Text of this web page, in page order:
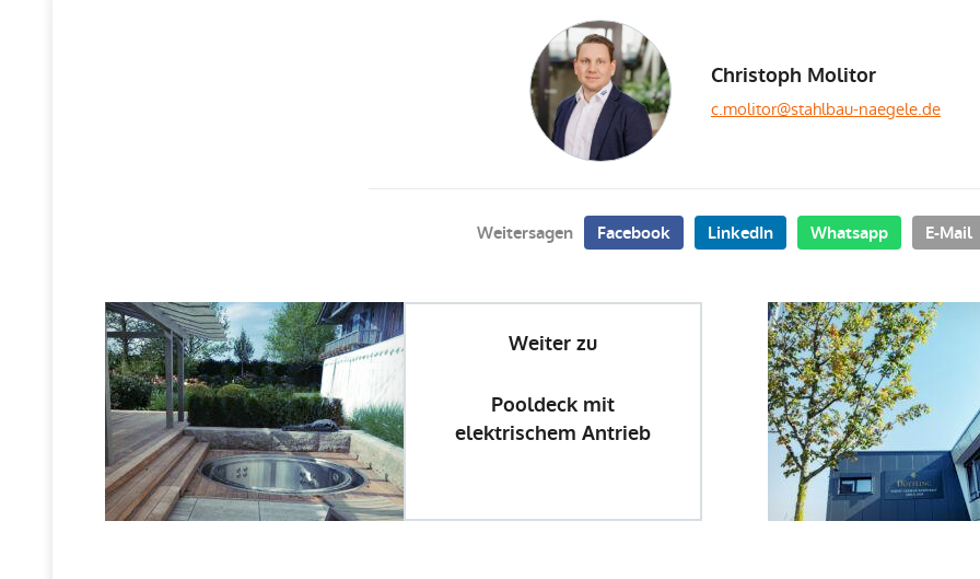
Christoph Molitor
c.molitor@stahlbau-naegele.de
Weitersagen Facebook LinkedIn Whatsapp E-Mail
Weiter zu
Pooldeck mit
elektrischem Antrieb